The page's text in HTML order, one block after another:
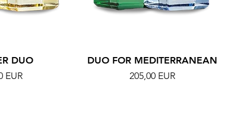
DUO
EUR
DUO FOR MEDITERRANEAN
Ár
205,00 EUR